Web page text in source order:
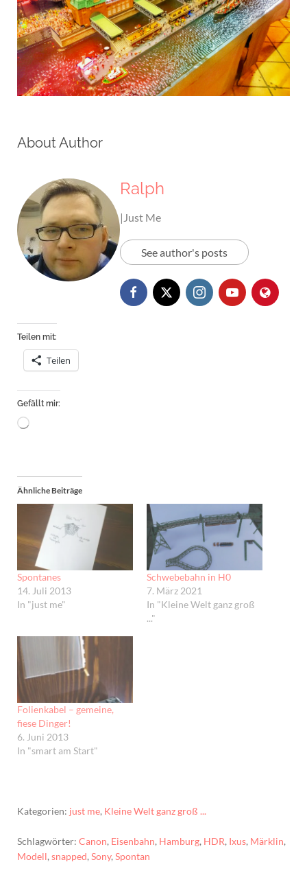
About Author
Ralph
|Just Me
See author's posts
Teilen mit:
Teilen
Gefällt mir:
Wird
Ähnliche Beiträge
Spontanes
14. Juli 2013
In "just me"
Schwebebahn in H0
7. März 2021
In "Kleine Welt ganz groß
..."
Folienkabel – gemeine,
fiese Dinger!
6. Juni 2013
In "smart am Start"
Kategorien: just me, Kleine Welt ganz groß ...
Schlagwörter: Canon, Eisenbahn, Hamburg, HDR, Ixus, Märklin,
Modell, snapped, Sony, Spontan